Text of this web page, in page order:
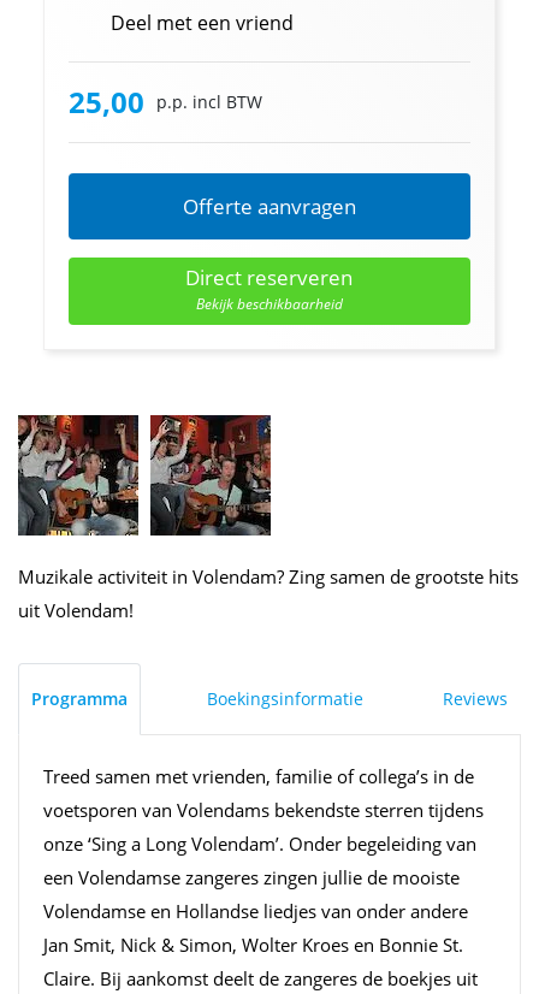
Deel met een vriend
25,00 p.p. incl BTW
Offerte aanvragen
Direct reserveren
Bekijk beschikbaarheid
Muzikale activiteit in Volendam? Zing samen de grootste hits
uit Volendam!
Programma Boekingsinformatie Reviews
Treed samen met vrienden, familie of collega’s in de
voetsporen van Volendams bekendste sterren tijdens
onze ‘Sing a Long Volendam’. Onder begeleiding van
een Volendamse zangeres zingen jullie de mooiste
Volendamse en Hollandse liedjes van onder andere
Jan Smit, Nick & Simon, Wolter Kroes en Bonnie St.
Claire. Bij aankomst deelt de zangeres de boekjes uit